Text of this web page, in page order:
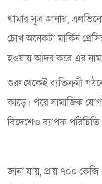
খামার সূত্র জানায়,
চোখ অনেকটা মার্কিন
হওয়ায় আদর করে এর নাম
শুরু থেকেই ব্যতিক্রমী
কাড়ে। পরে সামাজিক
বিদেশেও ব্যাপক পরিচিতি
জানা যায়, প্রায় ৭০০